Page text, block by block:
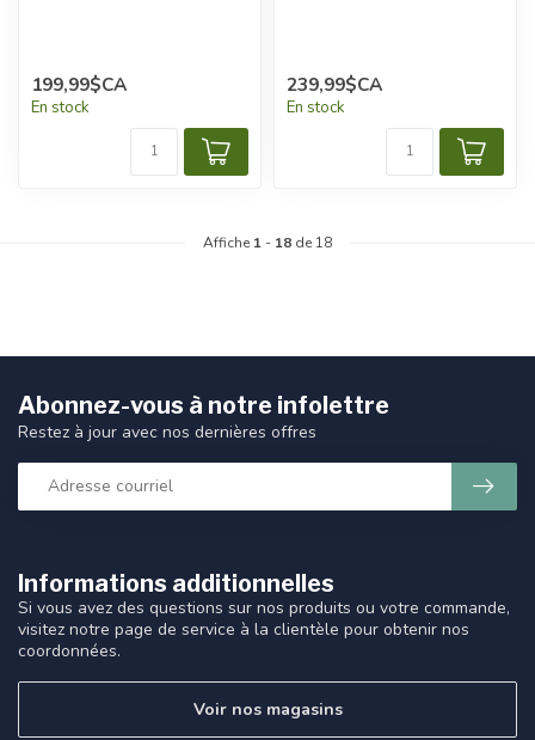
199,99$CA
En stock
239,99$CA
En stock
Affiche 1 - 18 de 18
Informations additionnelles
Si vous avez des questions sur nos produits ou votre commande,
visitez notre page de service à la clientèle pour obtenir nos
coordonnées.
Voir nos magasins
Abonnez-vous à notre infolettre
Restez à jour avec nos dernières offres